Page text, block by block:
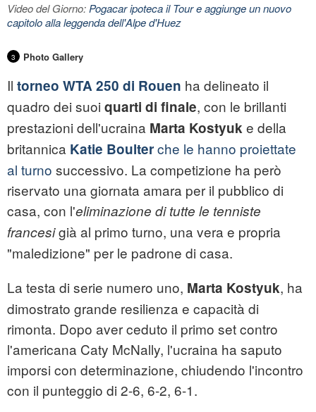
Video del Giorno:Pogacar ipoteca il Tour e aggiunge un nuovo
capitolo alla leggenda dell'Alpe d'Huez
3 Photo Gallery
Il torneo WTA 250 di Rouen ha delineato il
quadro dei suoi quarti di finale, con le brillanti
prestazioni dell'ucraina Marta Kostyuke della
britannica Katie Boulterche le hanno proiettate
al turno successivo. La competizione ha però
riservato una giornata amara per il pubblico di
casa, con l'eliminazione di tutte le tenniste
francesigià al primo turno, una vera e propria
"maledizione" per le padrone di casa.
La testa di serie numero uno, Marta Kostyuk, ha
dimostrato grande resilienza e capacità di
rimonta. Dopo aver ceduto il primo set contro
l'americana Caty McNally, l'ucraina ha saputo
imporsi con determinazione, chiudendo l'incontro
con il punteggio di 2-6, 6-2, 6-1.